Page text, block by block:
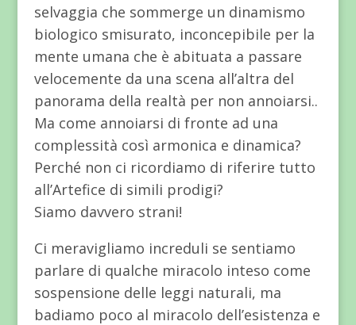
selvaggia che sommerge un dinamismo
biologico smisurato, inconcepibile per la
mente umana che è abituata a passare
velocemente da una scena all’altra del
panorama della realtà per non annoiarsi..
Ma come annoiarsi di fronte ad una
complessità così armonica e dinamica?
Perché non ci ricordiamo di riferire tutto
all’Artefice di simili prodigi?
Siamo davvero strani!
Ci meravigliamo increduli se sentiamo
parlare di qualche miracolo inteso come
sospensione delle leggi naturali, ma
badiamo poco al miracolo dell’esistenza e